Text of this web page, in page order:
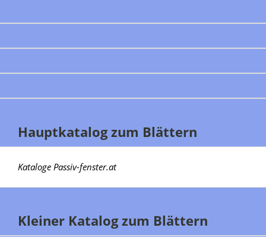
Hauptkatalog zum Blättern
Kataloge Passiv-fenster.at
Kleiner Katalog zum Blättern